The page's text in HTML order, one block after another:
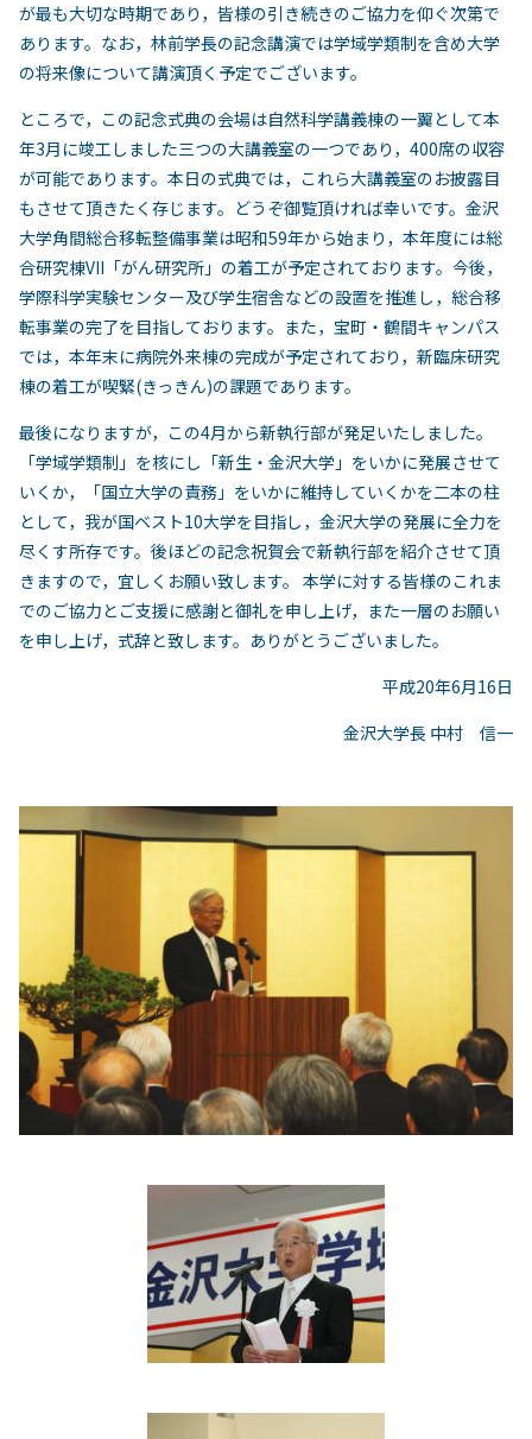
が最も大切な時期であり，皆様の引き続きのご協力を仰ぐ次第で
あります。なお，林前学長の記念講演では学域学類制を含め大学
の将来像について講演頂く予定でございます。
ところで，この記念式典の会場は自然科学講義棟の一翼として本
年3月に竣工しました三つの大講義室の一つであり，400席の収容
が可能であります。本日の式典では，これら大講義室のお披露目
もさせて頂きたく存じます。どうぞ御覧頂ければ幸いです。金沢
大学角間総合移転整備事業は昭和59年から始まり，本年度には総
合研究棟VII「がん研究所」の着工が予定されております。今後，
学際科学実験センター及び学生宿舎などの設置を推進し，総合移
転事業の完了を目指しております。また，宝町・鶴間キャンパス
では，本年末に病院外来棟の完成が予定されており，新臨床研究
棟の着工が喫緊(きっきん)の課題であります。
最後になりますが，この4月から新執行部が発足いたしました。
「学域学類制」を核にし「新生・金沢大学」をいかに発展させて
いくか，「国立大学の責務」をいかに維持していくかを二本の柱
として，我が国ベスト10大学を目指し，金沢大学の発展に全力を
尽くす所存です。後ほどの記念祝賀会で新執行部を紹介させて頂
きますので，宜しくお願い致します。 本学に対する皆様のこれま
でのご協力とご支援に感謝と御礼を申し上げ，また一層のお願い
を申し上げ，式辞と致します。ありがとうございました。
平成20年6月16日
金沢大学長 中村 信一